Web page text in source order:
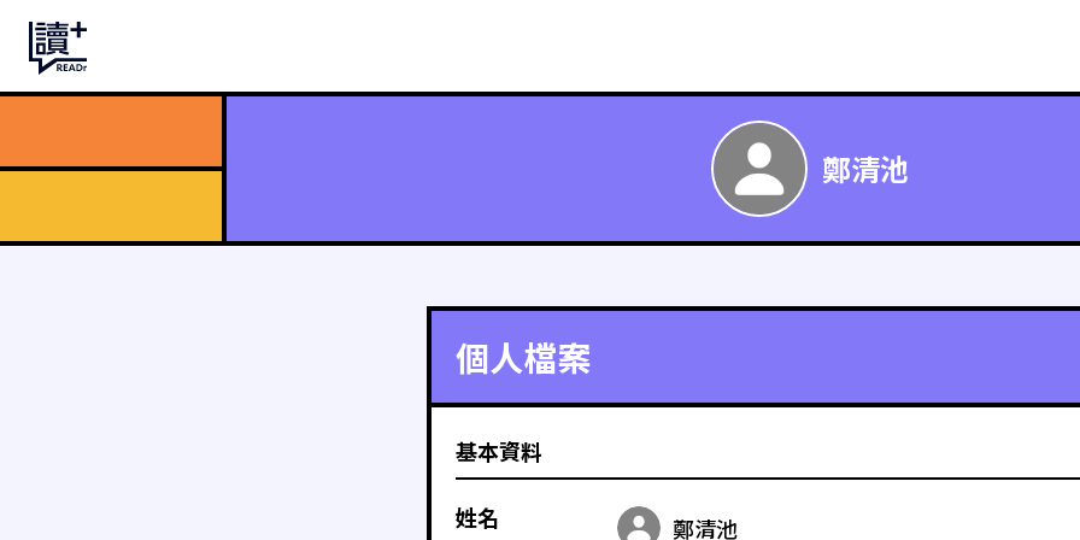
鄭清池
個人檔案
基本資料
姓名 鄭清池